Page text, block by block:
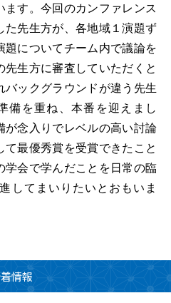
駐車場
す。今回のカンファレンス
た先生方が、各地域１演題ず
についてチーム内で議論を
先生方に審査していただくと
バックグラウンドが違う先生
備を重ね、本番を迎えまし
が念入りでレベルの高い討論
最優秀賞を受賞できたこと
学会で学んだことを日常の臨
してまいりたいとおもいま
情報